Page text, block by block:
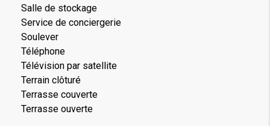
Salle de stockage
Service de conciergerie
Soulever
Téléphone
Télévision par satellite
Terrain clôturé
Terrasse couverte
Terrasse ouverte